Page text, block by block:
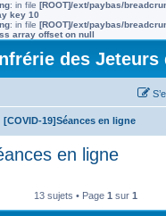
: in file [ROOT]/ext/paybas/
key 10
: in file [ROOT]/ext/paybas/
array offset on null
des Jeteurs
[COVID-19]Séances en ligne
en ligne
13 sujets • Page 1 sur 1